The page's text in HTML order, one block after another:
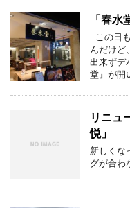
「春水
この日
んだけど
出来ずデ
堂』が開
リニュ
悦」
新しくな
グが合わ